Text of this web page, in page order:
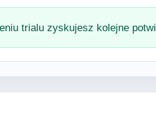
trialu zyskujesz kolejne